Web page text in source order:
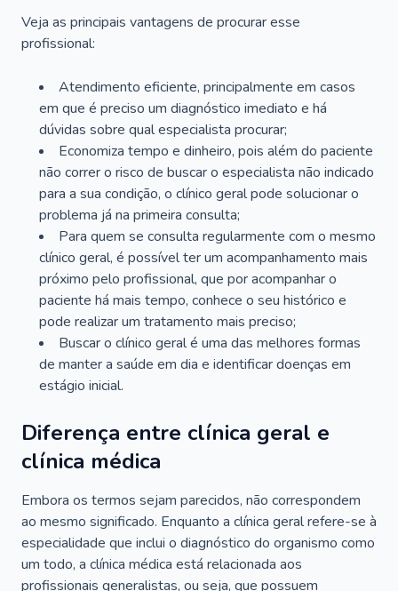
Veja as principais vantagens de procurar esse
profissional:
Atendimento eficiente, principalmente em casos
em que é preciso um diagnóstico imediato e há
dúvidas sobre qual especialista procurar;
Economiza tempo e dinheiro, pois além do paciente
não correr o risco de buscar o especialista não indicado
para a sua condição, o clínico geral pode solucionar o
problema já na primeira consulta;
Para quem se consulta regularmente com o mesmo
clínico geral, é possível ter um acompanhamento mais
próximo pelo profissional, que por acompanhar o
paciente há mais tempo, conhece o seu histórico e
pode realizar um tratamento mais preciso;
Buscar o clínico geral é uma das melhores formas
de manter a saúde em dia e identificar doenças em
estágio inicial.
Diferença entre clínica geral e
clínica médica
Embora os termos sejam parecidos, não correspondem
ao mesmo significado. Enquanto a clínica geral refere-se à
especialidade que inclui o diagnóstico do organismo como
um todo, a clínica médica está relacionada aos
profissionais generalistas, ou seja, que possuem